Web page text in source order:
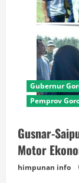
Gubernur
Pemprov
Gusnar-
Motor
himpunan info